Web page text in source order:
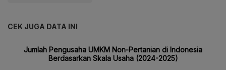
CEK JUGA DATA INI